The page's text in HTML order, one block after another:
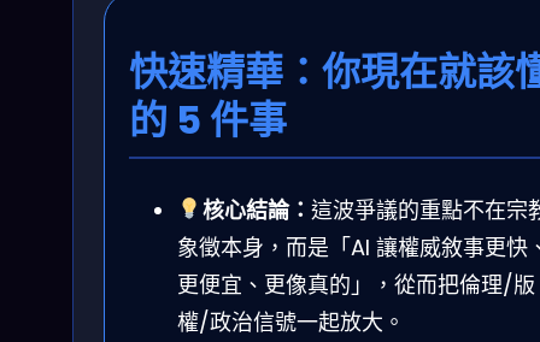
快速精華：你現在就該
的 5 件事
核心結論： 這波爭議的重點不在宗
象徵本身，而是「AI 讓權威敘事更快
更便宜、更像真的」，從而把倫理/版
權/政治信號一起放大。